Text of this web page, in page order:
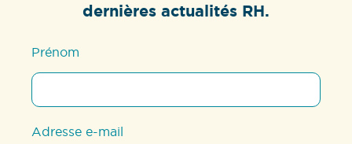
dernières actualités RH.
Prénom
Adresse e-mail